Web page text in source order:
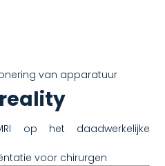
van apparatuur
op het daadwerkelijke
voor chirurgen